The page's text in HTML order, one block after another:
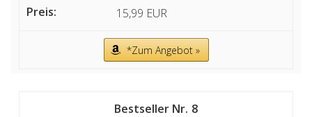
15,99 EUR
*Zum Angebot »
8